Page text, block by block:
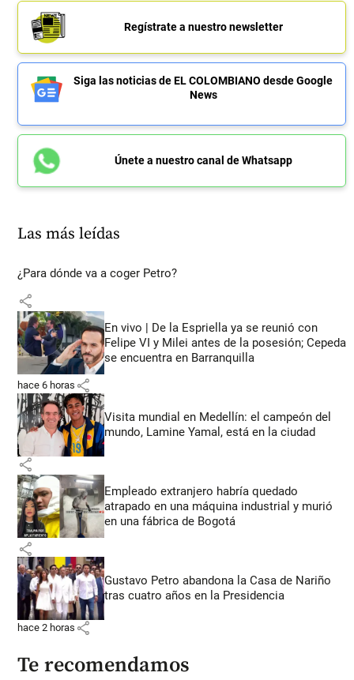
Regístrate a nuestro newsletter
Siga las noticias de EL COLOMBIANO desde Google
News
Únete a nuestro canal de Whatsapp
Las más leídas
¿Para dónde va a coger Petro?
share
En vivo | De la Espriella ya se reunió con
Felipe VI y Milei antes de la posesión; Cepeda
se encuentra en Barranquilla
hace 6 horas share
Visita mundial en Medellín: el campeón del
mundo, Lamine Yamal, está en la ciudad
share
Empleado extranjero habría quedado
atrapado en una máquina industrial y murió
en una fábrica de Bogotá
share
Gustavo Petro abandona la Casa de Nariño
tras cuatro años en la Presidencia
hace 2 horas share
Te recomendamos